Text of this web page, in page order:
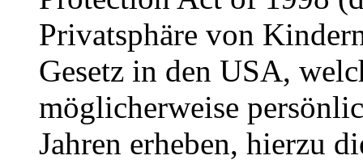
Privatsphäre von
Gesetz in den USA,
möglicherweise
Jahren erheben, hierzu